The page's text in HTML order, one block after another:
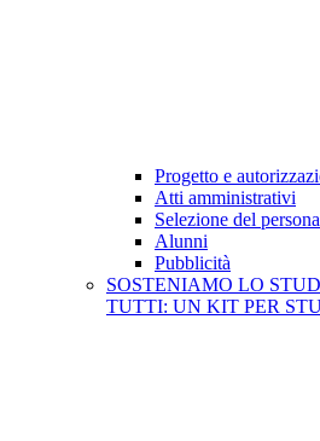
Progetto e
Atti amministrativi
Selezione del
Alunni
Pubblicità
SOSTENIAMO LO
TUTTI: UN KIT PER